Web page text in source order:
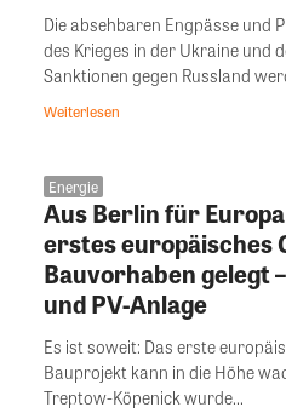
Die absehbaren Engpässe und
des Krieges in der Ukraine und
Sanktionen gegen Russland
Weiterlesen
Energie
Aus Berlin für
erstes europäisches
Bauvorhaben gelegt
und PV-Anlage
Es ist soweit: Das erste
Bauprojekt kann in die Höhe
Treptow-Köpenick wurde...